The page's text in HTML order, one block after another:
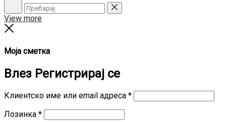
Пребарај Reset
View more
Моја сметка
Влез Регистрирај се
Клиентско име или email адреса *Задолжително
Лозинка *Задолжително